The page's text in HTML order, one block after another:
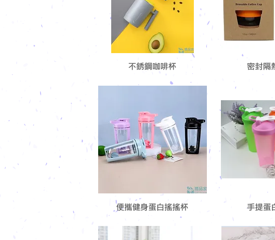
不銹鋼咖啡杯 密封隔
便攜健身蛋白搖搖杯 手提蛋